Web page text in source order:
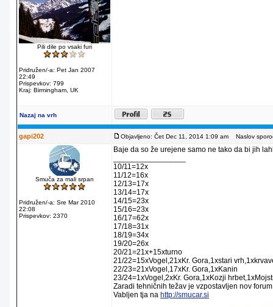
Pili dile po vsaki furi
Pridružen/-a: Pet Jan 2007
22:49
Prispevkov: 799
Kraj: Birmingham, UK
Nazaj na vrh
gapi202 Objavljeno: Čet Dec 11, 2014 1:09 am Naslov
Smuča za mali srpan
Pridružen/-a: Sre Mar 2010
22:08
Prispevkov: 2370
Baje da so že urejene samo ne tako da bi jih
10/11=12x
11/12=16x
12/13=17x
13/14=17x
14/15=23x
15/16=23x
16/17=62x
17/18=31x
18/19=34x
19/20=26x
20/21=21x+15xturno
21/22=15xVogel,21xKr. Gora,1xstari
22/23=21xVogel,17xKr. Gora,1xKanin
23/24=1xVogel,2xKr. Gora,1xKozji
Zaradi tehničnih težav je vzpostavljen nov
Vabljen tja na http://smucar.si